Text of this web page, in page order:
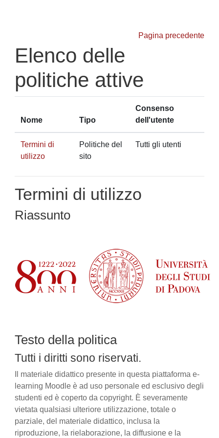
Pagina precedente
Elenco delle
politiche attive
Nome Tipo
Consenso
dell'utente
Termini di
utilizzo
Politiche del
sito
Tutti gli utenti
Termini di utilizzo
Riassunto
Testo della politica
Tutti i diritti sono riservati.
Il materiale didattico presente in questa piattaforma e-
learning Moodle è ad uso personale ed esclusivo degli
studenti ed è coperto da copyright. È severamente
vietata qualsiasi ulteriore utilizzazione, totale o
parziale, del materiale didattico, inclusa la
riproduzione, la rielaborazione, la diffusione e la